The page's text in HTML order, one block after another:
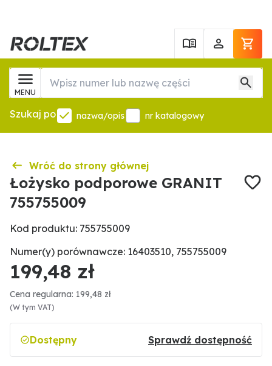
MENU
Szukaj po nazwa/opis nr katalogowy
Wróć do strony głównej
Łożysko podporowe GRANIT
755755009
Kod produktu: 755755009
Numer(y) porównawcze: 16403510, 755755009
199,48 zł
Cena regularna: 199,48 zł
(W tym VAT)
Dostępny Sprawdź dostępność